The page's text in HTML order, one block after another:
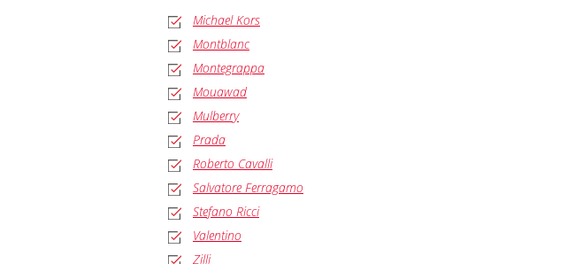
Michael Kors
Montblanc
Montegrappa
Mouawad
Mulberry
Prada
Roberto Cavalli
Salvatore Ferragamo
Stefano Ricci
Valentino
Zilli